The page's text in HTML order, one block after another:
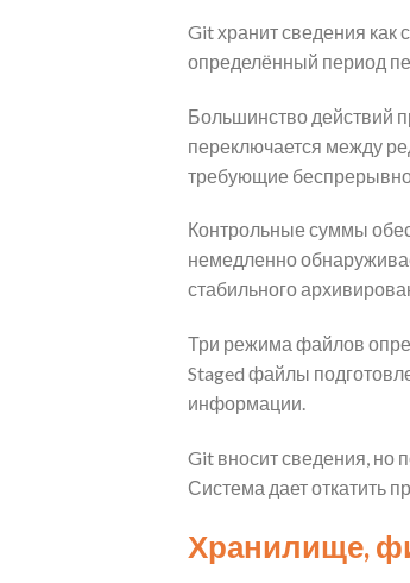
Git хранит сведения как
определённый период
Большинство действий
переключается между
требующие
Контрольные суммы
немедленно
стабильного
Три режима файлов
Staged файлы
информации.
Git вносит сведения, но
Система дает откатить
Хранилище,